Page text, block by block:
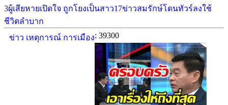
3ผู้เสียหายเปิดใจ ถูกโยงเป็นสาว17ข่าวสมรักษ์โดนทัวร์ลงใช้
ชีวิตลำบาก
ข่าว เหตุการณ์ การเมือง: 39300